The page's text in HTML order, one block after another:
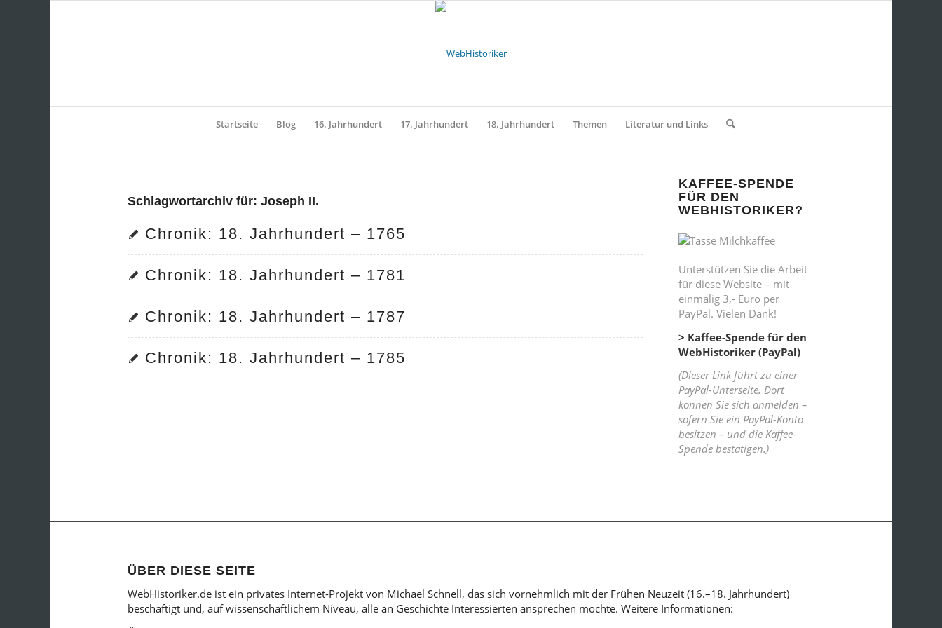
Startseite Blog 16. Jahrhundert 17. Jahrhundert 18. Jahrhundert Themen Literatur und Links
Schlagwortarchiv für: Joseph II.
Chronik: 18. Jahrhundert – 1765
Chronik: 18. Jahrhundert – 1781
Chronik: 18. Jahrhundert – 1787
Chronik: 18. Jahrhundert – 1785
KAFFEE-SPENDE
FÜR DEN
WEBHISTORIKER?
Unterstützen Sie die Arbeit
für diese Website – mit
einmalig 3,- Euro per
PayPal. Vielen Dank!
> Kaffee-Spende für den
WebHistoriker (PayPal)
(Dieser Link führt zu einer
PayPal-Unterseite. Dort
können Sie sich anmelden –
sofern Sie ein PayPal-Konto
besitzen – und die Kaffee-
Spende bestätigen.)
ÜBER DIESE SEITE
WebHistoriker.de ist ein privates Internet-Projekt von Michael Schnell, das sich vornehmlich mit der Frühen Neuzeit (16.–18. Jahrhundert)
beschäftigt und, auf wissenschaftlichem Niveau, alle an Geschichte Interessierten ansprechen möchte. Weitere Informationen: